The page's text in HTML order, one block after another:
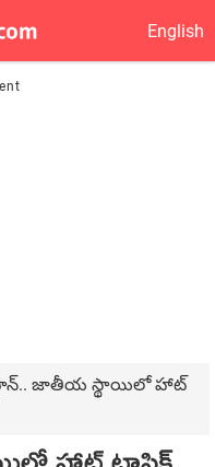
English
జాతీయ స్థాయిలో హాట్